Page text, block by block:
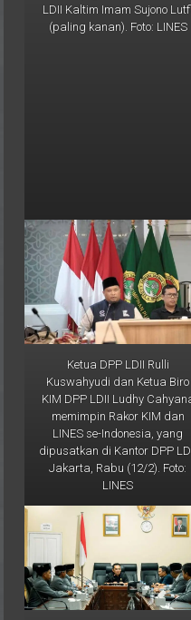
(paling kanan). Foto: LINES
Ketua DPP LDII Rulli
Kuswahyudi dan Ketua Biro
KIM DPP LDII Ludhy Cahyana
memimpin Rakor KIM dan
LINES se-Indonesia, yang
dipusatkan di Kantor DPP LDII
Jakarta, Rabu (12/2). Foto:
LINES
Ketua DPRD Kaltim